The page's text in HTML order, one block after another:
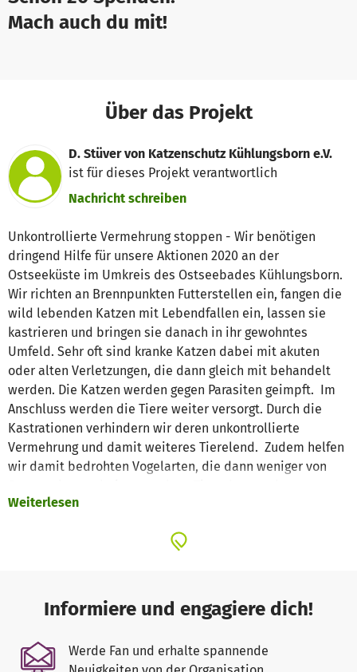
Mach auch du mit!
Über das Projekt
D. Stüver von Katzenschutz Kühlungsborn e.V.
ist für dieses Projekt verantwortlich
Nachricht schreiben
Unkontrollierte Vermehrung stoppen - Wir benötigen
dringend Hilfe für unsere Aktionen 2020 an der
Ostseeküste im Umkreis des Ostseebades Kühlungsborn.
Wir richten an Brennpunkten Futterstellen ein, fangen die
wild lebenden Katzen mit Lebendfallen ein, lassen sie
kastrieren und bringen sie danach in ihr gewohntes
Umfeld. Sehr oft sind kranke Katzen dabei mit akuten
oder alten Verletzungen, die dann gleich mit behandelt
werden. Die Katzen werden gegen Parasiten geimpft. Im
Anschluss werden die Tiere weiter versorgt. Durch die
Kastrationen verhindern wir deren unkontrollierte
Vermehrung und damit weiteres Tierelend. Zudem helfen
wir damit bedrohten Vogelarten, die dann weniger von
Naturschutz im Paket - bitte unterstützt unser Projekt! Wir
Geld kommt direkt dort an, wo es benötigt wird. Keine
Weiterlesen
Informiere und engagiere dich!
Werde Fan und erhalte spannende